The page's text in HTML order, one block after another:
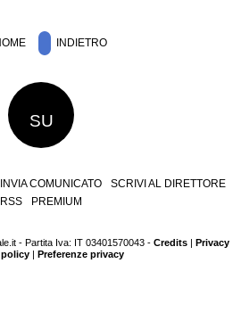
INDIETRO
SU
INVIA COMUNICATO
SCRIVI AL DIRETTORE
RSS
PREMIUM
- Partita Iva: IT 03401570043 - Credits | Privacy
| Preferenze privacy